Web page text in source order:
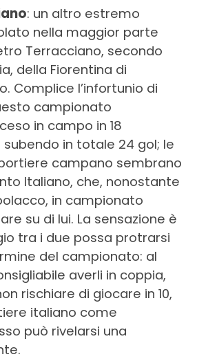
: un altro estremo
nella maggior parte
Terracciano, secondo
della Fiorentina di
Complice l’infortunio di
campionato
in campo in 18
subendo in totale 24 gol; le
campano sembrano
Italiano, che, nonostante
in campionato
su di lui. La sensazione è
tra i due possa protrarsi
del campionato: al
averli in coppia,
rischiare di giocare in 10,
italiano come
può rivelarsi una